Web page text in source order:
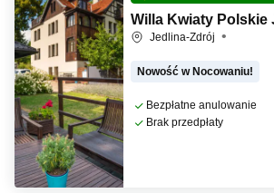
Willa Kwiaty Polskie
Jedlina-Zdrój
Nowość w Nocowaniu!
Bezpłatne anulowanie
Brak przedpłaty